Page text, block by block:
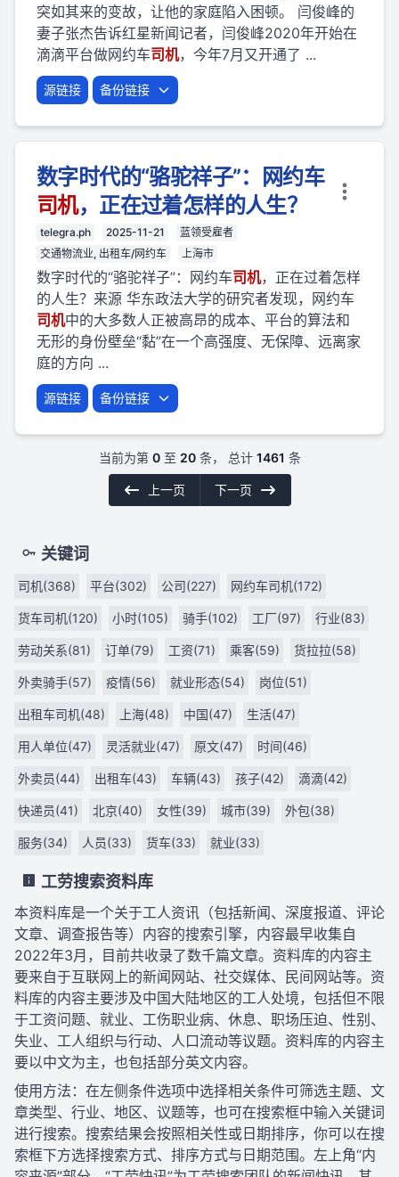
突如其来的变故，让他的家庭陷入困顿。 闫俊峰的
妻子张杰告诉红星新闻记者，闫俊峰2020年开始在
滴滴平台做网约车司机，今年7月又开通了 ...
源链接 备份链接
数字时代的“骆驼祥子”：网约车
司机，正在过着怎样的人生？
telegra.ph 2025-11-21
蓝领受雇者
交通物流业, 出租车/网约车
上海市
数字时代的“骆驼祥子”：网约车司机，正在过着怎样
的人生？来源 华东政法大学的研究者发现，网约车
司机中的大多数人正被高昂的成本、平台的算法和
无形的身份壁垒“黏”在一个高强度、无保障、远离家
庭的方向 ...
源链接 备份链接
当前为第 0至 20条， 总计 1461 条
上一页 下一页
关键词
司机(368) 平台(302) 公司(227) 网约车司机(172)
货车司机(120) 小时(105) 骑手(102) 工厂(97) 行业(83)
劳动关系(81) 订单(79) 工资(71) 乘客(59) 货拉拉(58)
外卖骑手(57) 疫情(56) 就业形态(54) 岗位(51)
出租车司机(48) 上海(48) 中国(47) 生活(47)
用人单位(47) 灵活就业(47) 原文(47) 时间(46)
外卖员(44) 出租车(43) 车辆(43) 孩子(42) 滴滴(42)
快递员(41) 北京(40) 女性(39) 城市(39) 外包(38)
服务(34) 人员(33) 货车(33) 就业(33)
工劳搜索资料库
本资料库是一个关于工人资讯（包括新闻、深度报道、评论
文章、调查报告等）内容的搜索引擎，内容最早收集自
2022年3月，目前共收录了数千篇文章。资料库的内容主
要来自于互联网上的新闻网站、社交媒体、民间网站等。资
料库的内容主要涉及中国大陆地区的工人处境，包括但不限
于工资问题、就业、工伤职业病、休息、职场压迫、性别、
失业、工人组织与行动、人口流动等议题。资料库的内容主
要以中文为主，也包括部分英文内容。
使用方法：在左侧条件选项中选择相关条件可筛选主题、文
章类型、行业、地区、议题等，也可在搜索框中输入关键词
进行搜索。搜索结果会按照相关性或日期排序，你可以在搜
索框下方选择搜索方式、排序方式与日期范围。左上角“内